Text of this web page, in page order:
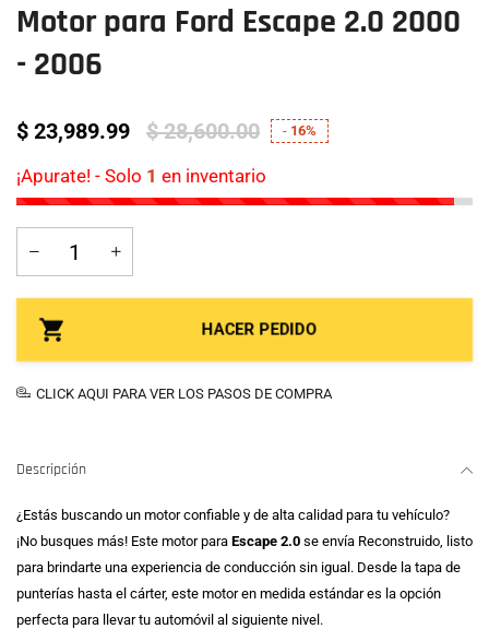
Motor para Ford Escape 2.0 2000
- 2006
$ 23,989.99 $ 28,600.00 - 16%
¡Apurate! - Solo 1 en inventario
HACER PEDIDO
CLICK AQUI PARA VER LOS PASOS DE COMPRA
Descripción
¿Estás buscando un motor confiable y de alta calidad para tu vehículo?
¡No busques más! Este motor para Escape 2.0 se envía Reconstruido, listo
para brindarte una experiencia de conducción sin igual. Desde la tapa de
punterías hasta el cárter, este motor en medida estándar es la opción
perfecta para llevar tu automóvil al siguiente nivel.